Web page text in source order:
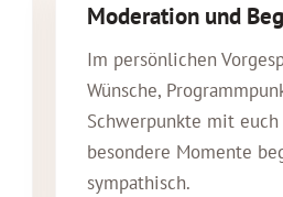
Moderation und
Im persönlichen
Wünsche,
Schwerpunkte mit
besondere Momente
sympathisch.